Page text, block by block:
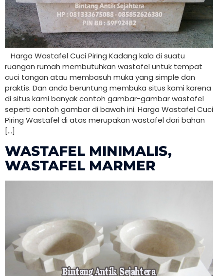
Harga Wastafel Cuci Piring Kadang kala di suatu
ruangan rumah membutuhkan wastafel untuk tempat
cuci tangan atau membasuh muka yang simple dan
praktis. Dan anda beruntung membuka situs kami karena
di situs kami banyak contoh gambar-gambar wastafel
seperti contoh gambar di bawah ini. Harga Wastafel Cuci
Piring Wastafel di atas merupakan wastafel dari bahan
[…]
WASTAFEL MINIMALIS,
WASTAFEL MARMER